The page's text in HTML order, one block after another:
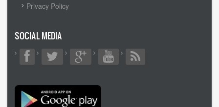
Privacy Policy
SOCIAL MEDIA